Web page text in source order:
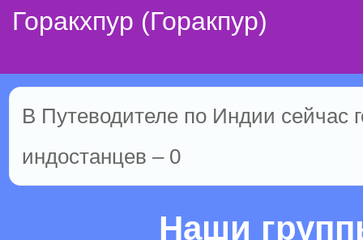
Горакхпур (Горакпур)
В Путеводителе по Индии сейчас
индостанцев – 0
Наши